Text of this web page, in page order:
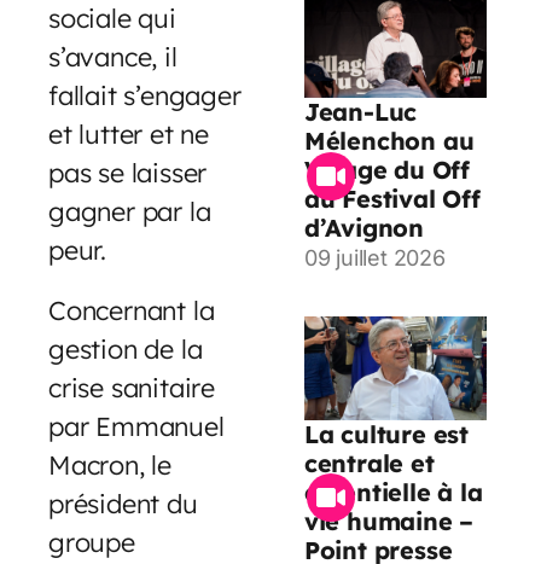
sociale qui
s’avance, il
fallait s’engager
et lutter et ne
pas se laisser
gagner par la
peur.
Concernant la
gestion de la
crise sanitaire
par Emmanuel
Macron, le
président du
groupe
Jean-Luc
Mélenchon au
Village du Off
du Festival Off
d’Avignon
09 juillet 2026
La culture est
centrale et
essentielle à la
vie humaine –
Point presse